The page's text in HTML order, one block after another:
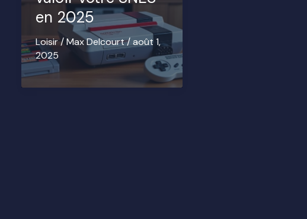
en 2025
Loisir/Max Delcourt/août 1,
2025